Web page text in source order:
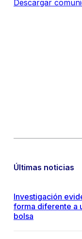
Descargar
Últimas noticias
Investigación
forma diferente a
bolsa